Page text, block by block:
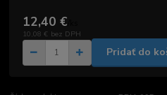
12,40 €
10,08 € bez DPH
Pridať do